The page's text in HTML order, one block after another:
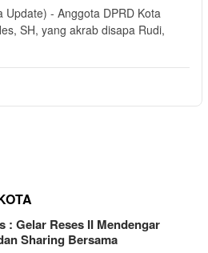
- Anggota DPRD Kota
SH, yang akrab disapa Rudi,
: Gelar Reses II Mendengar
Sharing Bersama